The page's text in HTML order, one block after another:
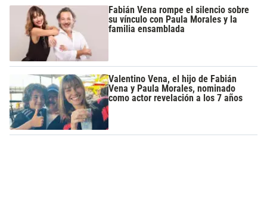
Fabián Vena rompe el silencio sobre
su vínculo con Paula Morales y la
familia ensamblada
Valentino Vena, el hijo de Fabián
Vena y Paula Morales, nominado
como actor revelación a los 7 años